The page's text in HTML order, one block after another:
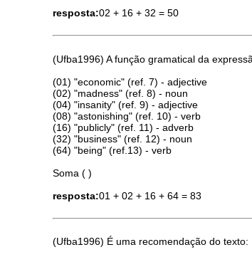
resposta:02 + 16 + 32 = 50
(Ufba1996) A função gramatical da
(01) "economic" (ref. 7) - adjective
(02) "madness" (ref. 8) - noun
(04) "insanity" (ref. 9) - adjective
(08) "astonishing" (ref. 10) - verb
(16) "publicly" (ref. 11) - adverb
(32) "business" (ref. 12) - noun
(64) "being" (ref.13) - verb
Soma ( )
resposta:01 + 02 + 16 + 64 = 83
(Ufba1996) É uma recomendação do texto: